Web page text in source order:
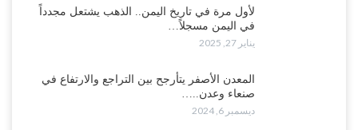
لأول مرة في تاريخ اليمن.. الذهب يشتعل مجدداً
في اليمن مسجلاً…
يناير 27, 2025
المعدن الأصفر يتأرجح بين التراجع والارتفاع في
صنعاء وعدن..…
ديسمبر 6, 2024